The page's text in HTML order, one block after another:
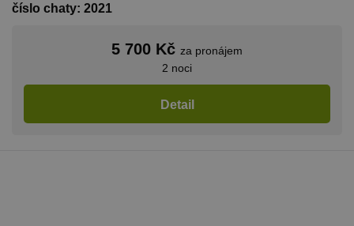
číslo chaty: 2021
5 700 Kč za pronájem
2 noci
Detail